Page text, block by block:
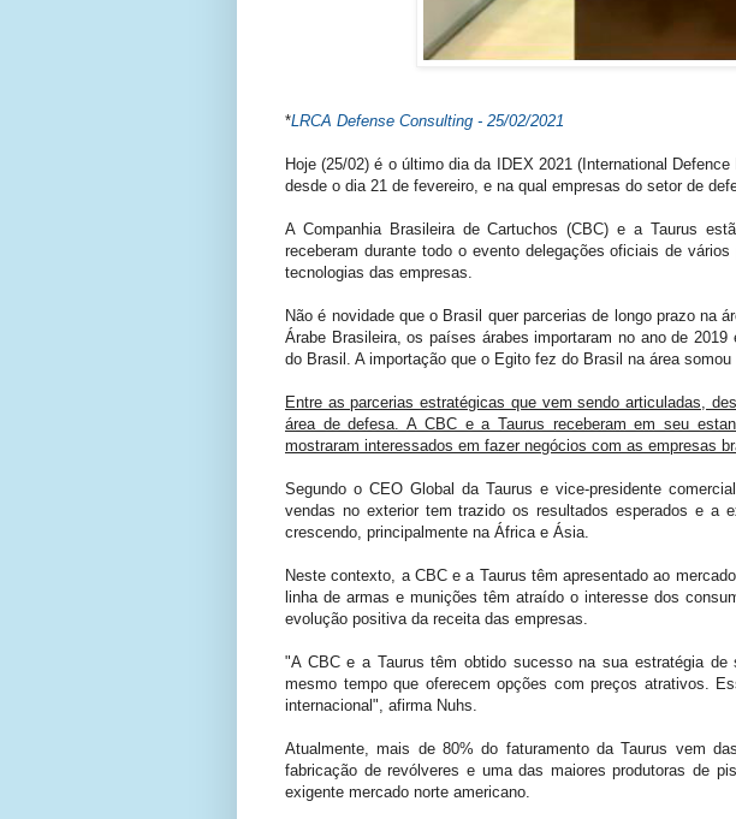
*LRCA Defense Consulting - 25/02/2021
Hoje (25/02) é o último dia da IDEX 2021 (International
desde o dia 21 de fevereiro, e na qual empresas do setor de
A Companhia Brasileira de Cartuchos (CBC) e a Taurus
receberam durante todo o evento delegações oficiais de
tecnologias das empresas.
Não é novidade que o Brasil quer parcerias de longo prazo na
Árabe Brasileira, os países árabes importaram no ano de
do Brasil. A importação que o Egito fez do Brasil na área
Entre as parcerias estratégicas que vem sendo articuladas,
área de defesa. A CBC e a Taurus receberam em seu
mostraram interessados em fazer negócios com as empresas
Segundo o CEO Global da Taurus e vice-presidente
vendas no exterior tem trazido os resultados esperados e a
crescendo, principalmente na África e Ásia.
Neste contexto, a CBC e a Taurus têm apresentado ao
linha de armas e munições têm atraído o interesse dos
evolução positiva da receita das empresas.
"A CBC e a Taurus têm obtido sucesso na sua estratégia
mesmo tempo que oferecem opções com preços atrativos.
internacional", afirma Nuhs.
Atualmente, mais de 80% do faturamento da Taurus vem
fabricação de revólveres e uma das maiores produtoras de
exigente mercado norte americano.